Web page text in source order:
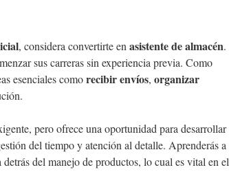
, considera convertirte en asistente de almacén.
sus carreras sin experiencia previa. Como
esenciales comorecibir envíos, organizar
pero ofrece una oportunidad para desarrollar
del tiempo y atención al detalle. Aprenderás a
del manejo de productos, lo cual es vital en el